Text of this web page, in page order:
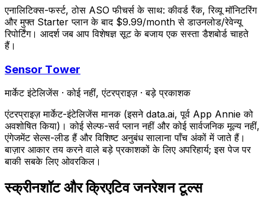
एनालिटिक्स-फर्स्ट, ठोस ASO फीचर्स के साथ: कीवर्ड रैंक, रिव्यू मॉनिटरिंग
और मुफ्त Starter प्लान के बाद $9.99/month से डाउनलोड/रेवेन्यू
रिपोर्टिंग। आदर्श जब आप विशेषज्ञ सूट के बजाय एक सस्ता डैशबोर्ड चाहते
हैं।
Sensor Tower
मार्केट इंटेलिजेंस ·कोई नहीं, एंटरप्राइज़·बड़े प्रकाशक
एंटरप्राइज़ मार्केट-इंटेलिजेंस मानक (इसने data.ai, पूर्व App Annie को
अवशोषित किया)। कोई सेल्फ-सर्व प्लान नहीं और कोई सार्वजनिक मूल्य नहीं,
एंगेजमेंट सेल्स-लीड हैं और विशिष्ट अनुबंध सालाना पाँच अंकों में जाते हैं।
बाज़ार आकार तय करने वाले बड़े प्रकाशकों के लिए अपरिहार्य; इस पेज पर
बाकी सबके लिए ओवरकिल।
स्क्रीनशॉट और क्रिएटिव जनरेशन टूल्स